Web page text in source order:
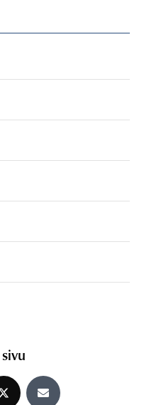
X:ssäJaa sähköpostitse